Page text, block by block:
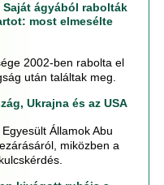
ágyából rabolták
most elmesélte
2002-ben rabolta el
után találtak meg.
Ukrajna és az USA
Államok Abu
miközben a